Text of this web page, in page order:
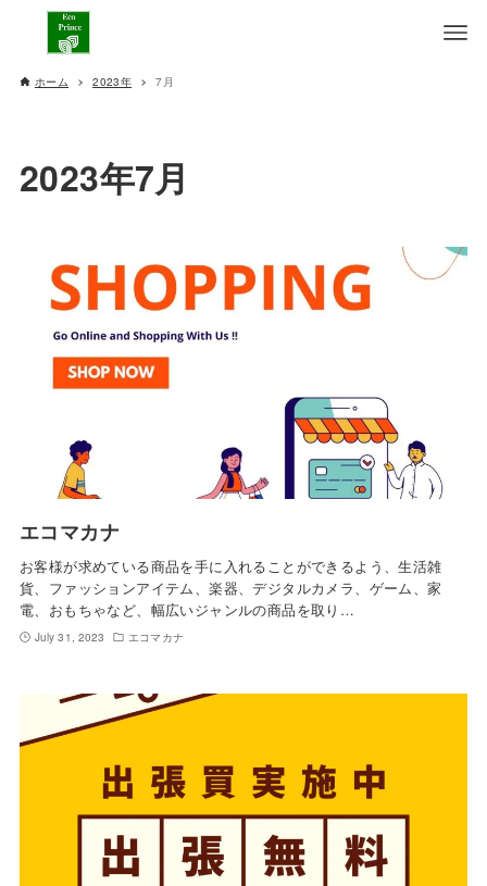
ホーム 2023年 7月
2023年7月
エコマカナ
お客様が求めている商品を手に入れることができるよう、生活雑
貨、ファッションアイテム、楽器、デジタルカメラ、ゲーム、家
電、おもちゃなど、幅広いジャンルの商品を取り…
July 31, 2023 エコマカナ